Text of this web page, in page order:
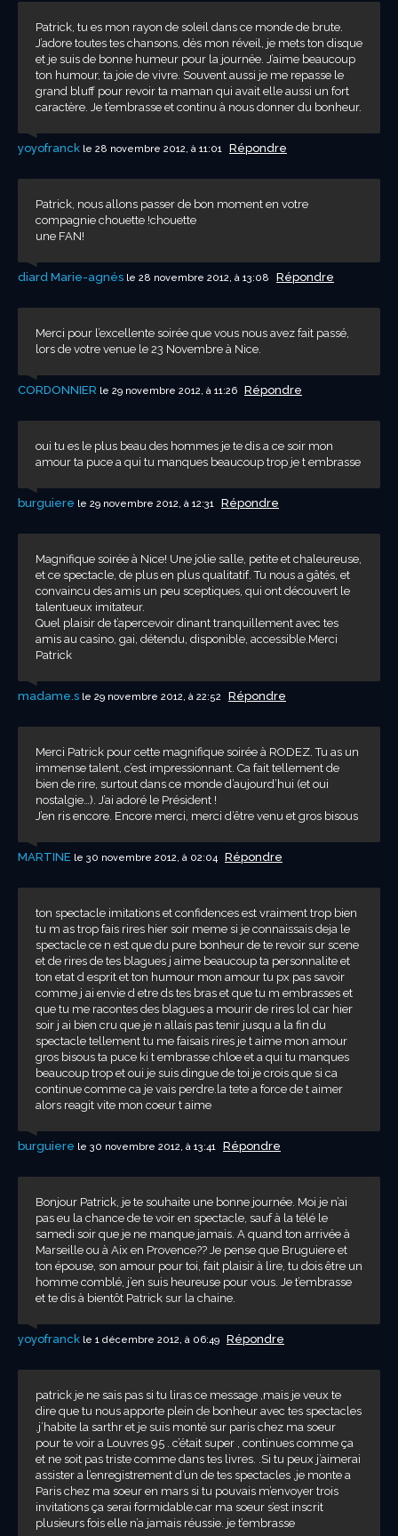
Patrick, tu es mon rayon de soleil dans ce monde de brute.
J’adore toutes tes chansons, dès mon réveil, je mets ton disque
et je suis de bonne humeur pour la journée. J’aime beaucoup
ton humour, ta joie de vivre. Souvent aussi je me repasse le
grand bluff pour revoir ta maman qui avait elle aussi un fort
caractère. Je t’embrasse et continu à nous donner du bonheur.
yoyofranck le 28 novembre 2012, à 11:01 Répondre
Patrick, nous allons passer de bon moment en votre
compagnie chouette !chouette
une FAN!
diard Marie-agnés le 28 novembre 2012, à 13:08 Répondre
Merci pour l’excellente soirée que vous nous avez fait passé,
lors de votre venue le 23 Novembre à Nice.
CORDONNIER le 29 novembre 2012, à 11:26 Répondre
oui tu es le plus beau des hommes je te dis a ce soir mon
amour ta puce a qui tu manques beaucoup trop je t embrasse
burguiere le 29 novembre 2012, à 12:31 Répondre
Magnifique soirée à Nice! Une jolie salle, petite et chaleureuse,
et ce spectacle, de plus en plus qualitatif. Tu nous a gâtés, et
convaincu des amis un peu sceptiques, qui ont découvert le
talentueux imitateur.
Quel plaisir de t’apercevoir dinant tranquillement avec tes
amis au casino, gai, détendu, disponible, accessible.Merci
Patrick
madame.s le 29 novembre 2012, à 22:52 Répondre
Merci Patrick pour cette magnifique soirée à RODEZ. Tu as un
immense talent, c’est impressionnant. Ca fait tellement de
bien de rire, surtout dans ce monde d’aujourd’hui (et oui
nostalgie…). J’ai adoré le Président !
J’en ris encore. Encore merci, merci d’être venu et gros bisous
MARTINE le 30 novembre 2012, à 02:04 Répondre
ton spectacle imitations et confidences est vraiment trop bien
tu m as trop fais rires hier soir meme si je connaissais deja le
spectacle ce n est que du pure bonheur de te revoir sur scene
et de rires de tes blagues j aime beaucoup ta personnalite et
ton etat d esprit et ton humour mon amour tu px pas savoir
comme j ai envie d etre ds tes bras et que tu m embrasses et
que tu me racontes des blagues a mourir de rires lol car hier
soir j ai bien cru que je n allais pas tenir jusqu a la fin du
spectacle tellement tu me faisais rires je t aime mon amour
gros bisous ta puce ki t embrasse chloe et a qui tu manques
beaucoup trop et oui je suis dingue de toi je crois que si ca
continue comme ca je vais perdre.la tete a force de t aimer
alors reagit vite mon coeur t aime
burguiere le 30 novembre 2012, à 13:41 Répondre
Bonjour Patrick, je te souhaite une bonne journée. Moi je n’ai
pas eu la chance de te voir en spectacle, sauf à la télé le
samedi soir que je ne manque jamais. A quand ton arrivée à
Marseille ou à Aix en Provence?? Je pense que Bruguiere et
ton épouse, son amour pour toi, fait plaisir à lire, tu dois être un
homme comblé, j’en suis heureuse pour vous. Je t’embrasse
et te dis à bientôt Patrick sur la chaine.
yoyofranck le 1 décembre 2012, à 06:49 Répondre
patrick je ne sais pas si tu liras ce message ,mais je veux te
dire que tu nous apporte plein de bonheur avec tes spectacles
.j’habite la sarthr et je suis monté sur paris chez ma soeur
pour te voir a Louvres 95 . c’était super , continues comme ça
et ne soit pas triste comme dans tes livres. .Si tu peux j’aimerai
assister a l’enregistrement d’un de tes spectacles ,je monte a
Paris chez ma soeur en mars si tu pouvais m’envoyer trois
invitations ça serai formidable.car ma soeur s’est inscrit
plusieurs fois elle n’a jamais réussie. je t’embrasse